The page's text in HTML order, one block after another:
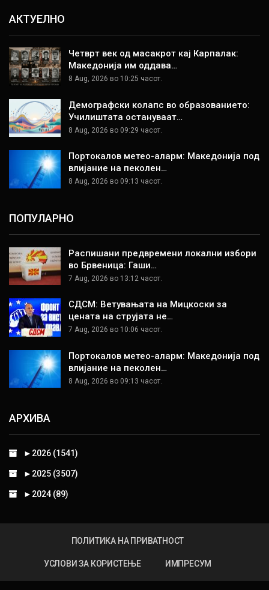
АКТУЕЛНО
Четврт век од масакрот кај Карпалак:
Македонија им оддава…
8 Aug, 2026 во 10:25 часот.
Демографски колапс во образованието:
Училиштата остануваат…
8 Aug, 2026 во 09:29 часот.
Портокалов метео-аларм: Македонија под
влијание на пеколен…
8 Aug, 2026 во 09:13 часот.
ПОПУЛАРНО
Распишани предвремени локални избори
во Брвеница: Гаши…
7 Aug, 2026 во 13:12 часот.
СДСМ: Ветувањата на Мицкоски за
цената на струјата не…
7 Aug, 2026 во 10:06 часот.
Портокалов метео-аларм: Македонија под
влијание на пеколен…
8 Aug, 2026 во 09:13 часот.
АРХИВА
► 2026 (1541)
► 2025 (3507)
► 2024 (89)
ПОЛИТИКА НА ПРИВАТНОСТ
УСЛОВИ ЗА КОРИСТЕЊЕ ИМПРЕСУМ